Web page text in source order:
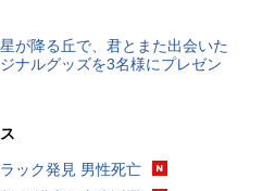
が降る丘で、君とまた出会いた
ナルグッズを3名様にプレゼン
ック発見 男性死亡